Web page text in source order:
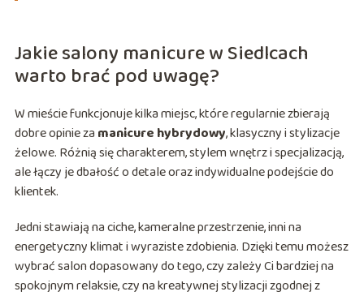
Jakie salony manicure w Siedlcach
warto brać pod uwagę?
W mieście funkcjonuje kilka miejsc, które regularnie zbierają
dobre opinie za manicure hybrydowy, klasyczny i stylizacje
żelowe. Różnią się charakterem, stylem wnętrz i specjalizacją,
ale łączy je dbałość o detale oraz indywidualne podejście do
klientek.
Jedni stawiają na ciche, kameralne przestrzenie, inni na
energetyczny klimat i wyraziste zdobienia. Dzięki temu możesz
wybrać salon dopasowany do tego, czy zależy Ci bardziej na
spokojnym relaksie, czy na kreatywnej stylizacji zgodnej z